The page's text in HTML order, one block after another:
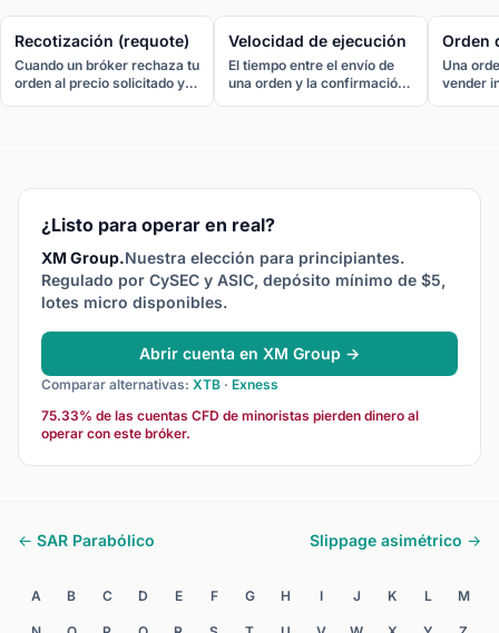
Recotización (requote)
Cuando un bróker rechaza tu
orden al precio solicitado y
Velocidad de ejecución
El tiempo entre el envío de
una orden y la confirmación
Orden
Una
vender
¿Listo para operar en real?
XM Group.Nuestra elección para principiantes.
Regulado por CySEC y ASIC, depósito mínimo de $5,
lotes micro disponibles.
Abrir cuenta en XM Group →
Comparar alternativas: XTB · Exness
75.33% de las cuentas CFD de minoristas pierden dinero al
operar con este bróker.
← SAR Parabólico Slippage asimétrico →
A B C D E F G H I J K L M